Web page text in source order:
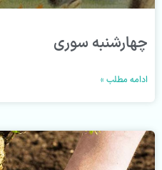
چهارشنبه سوری
ادامه مطلب »